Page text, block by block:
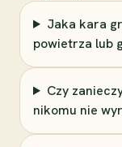
Jaka kara
powietrza lub
Czy
nikomu nie